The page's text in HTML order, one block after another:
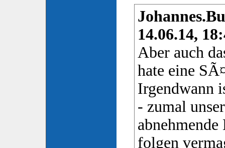
14.06.14,
Aber auch
hate eine
Irgendwann
- zumal
folgen